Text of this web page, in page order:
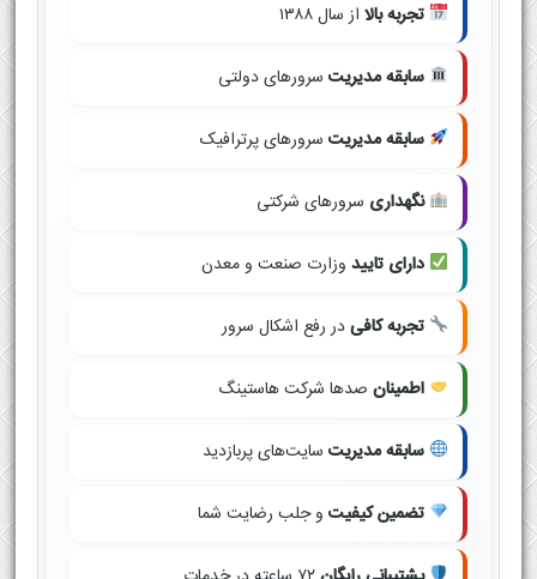
تجربه بالا از سال ۱۳۸۸
سابقه مدیریت سرورهای دولتی
سابقه مدیریت سرورهای پرترافیک
نگهداری سرورهای شرکتی
دارای تایید وزارت صنعت و معدن
تجربه کافیدر رفع اشکال سرور
اطمینان صدها شرکت هاستینگ
سابقه مدیریت سایت‌های پربازدید
تضمین کیفیت و جلب رضایت شما